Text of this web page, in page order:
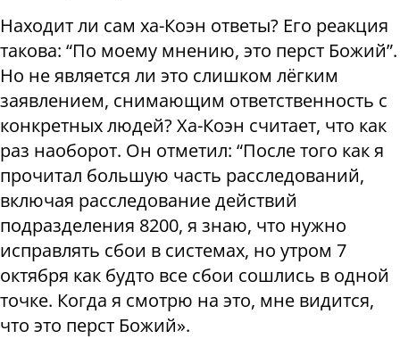
Находит ли сам ха-Коэн ответы? Его реакция
такова: “По моему мнению, это перст Божий”.
Но не является ли это слишком лёгким
заявлением, снимающим ответственность с
конкретных людей? Ха-Коэн считает, что как
раз наоборот. Он отметил: “После того как я
прочитал большую часть расследований,
включая расследование действий
подразделения 8200, я знаю, что нужно
исправлять сбои в системах, но утром 7
октября как будто все сбои сошлись в одной
точке. Когда я смотрю на это, мне видится,
что это перст Божий».